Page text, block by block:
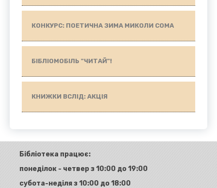
КОНКУРС: ПОЕТИЧНА ЗИМА МИКОЛИ СОМА
БІБЛІОМОБІЛЬ "ЧИТАЙ"!
КНИЖКИ ВСЛІД: АКЦІЯ
Бібліотека працює:
понеділок - четвер з 10:00 до 19:00
субота-неділя з 10:00 до 18:00